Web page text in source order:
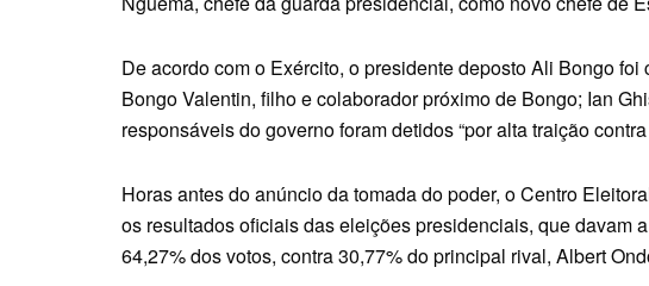
De acordo com o Exército, o presidente deposto Ali Bongo
Bongo Valentin, filho e colaborador próximo de Bongo; Ian
responsáveis ​​do governo foram detidos “por alta traição
Horas antes do anúncio da tomada do poder, o Centro
os resultados oficiais das eleições presidenciais, que davam
64,27% dos votos, contra 30,77% do principal rival, Albert